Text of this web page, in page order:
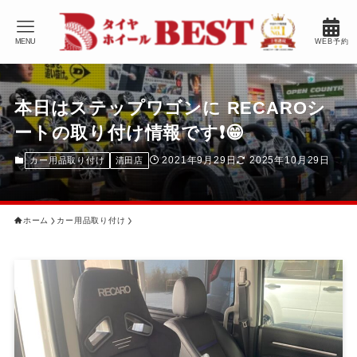
WEB予約
MENU
本日はステップワゴンに RECAROシ
ートの取り付け情報です❗️😁
カー用品取り付け 清田店 2021年9月29日 2025年10月29日
ホーム カー用品取り付け